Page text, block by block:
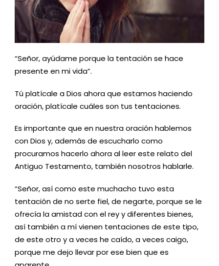
“Señor, ayúdame porque la tentación se hace
presente en mi vida”.
Tú platícale a Dios ahora que estamos haciendo
oración, platícale cuáles son tus tentaciones.
Es importante que en nuestra oración hablemos
con Dios y, además de escucharlo como
procuramos hacerlo ahora al leer este relato del
Antiguo Testamento, también nosotros hablarle.
“Señor, así como este muchacho tuvo esta
tentación de no serte fiel, de negarte, porque se le
ofrecía la amistad con el rey y diferentes bienes,
así también a mí vienen tentaciones de este tipo,
de este otro y a veces he caído, a veces caigo,
porque me dejo llevar por ese bien que es